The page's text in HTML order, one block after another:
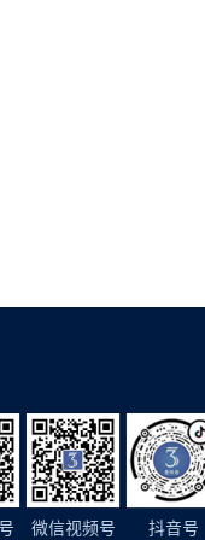
微信视频号 抖音号